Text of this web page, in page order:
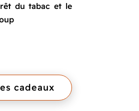
du tabac et le
cadeaux